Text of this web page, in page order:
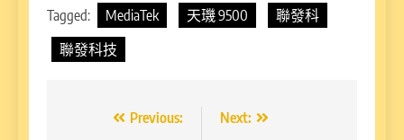
Tagged: MediaTek 天璣 9500
聯發科
聯發科技
Previous:
Next: